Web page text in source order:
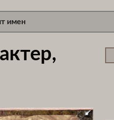
имен